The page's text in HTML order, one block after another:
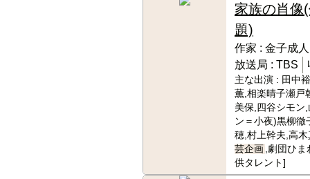
家族の肖像
題)
作家 : 金子成人
放送局 : TBS
主な出演 : 田中
薫,相楽晴子瀬戸
美保,四谷シモン
ン＝小夜)黒柳徹
穂,村上幹夫,高
芸企画 ,劇団ひ
供タレント]